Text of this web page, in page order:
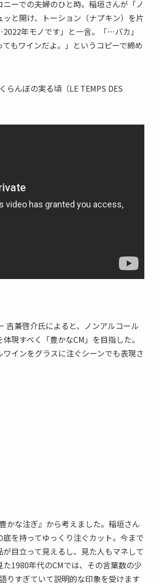
ーでの夫婦のひと時。稲垣さんが「ノ
と開け、トーション（ナプキン）を片
年モノです」と一言。「…バカ」
もワインだよ。」というコピーで締め
らんぼの実る頃（LE TEMPS DES
吉兼啓介氏によると、ノンアルコール
現すべく「豊かなCM」を目指した。
インをグラスに注ぐシーンでも表現さ
かな注ぎ』から考えました。稲垣さん
を持ってゆっくり注ぐカット。今まで
目立って見えるし、見た人もマネして
1980年代のCMでは、その言葉数の少
りすぎていて説明的な印象を受けます